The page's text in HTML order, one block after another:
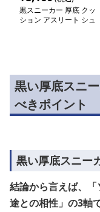
黒スニーカー 厚底 クッ
ション アスリート シュ
黒い厚底スニ
べきポイント
黒い厚底スニー
結論から言えば、
途との相性」の3軸